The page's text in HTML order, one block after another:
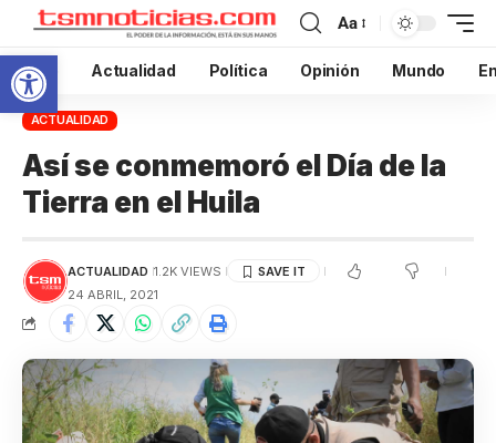
Abrir barra de herramientas
Aa
Inicio Actualidad Política Opinión Mundo
ACTUALIDAD
Así se conmemoró el Día de la
Tierra en el Huila
ACTUALIDAD 1.2K VIEWS
24 ABRIL, 2021